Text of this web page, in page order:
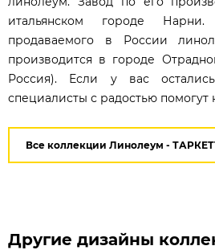
итальянском городе
продаваемого в России
производится в городе
Россия). Если у вас
специалисты с радостью помогут
Все коллекции Линолеум - ТАРКЕТТ
Другие дизайны